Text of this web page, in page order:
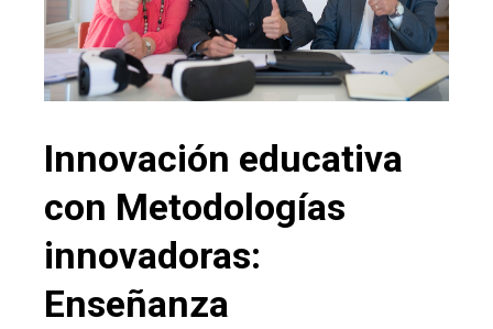
Innovación educativa
con Metodologías
innovadoras:
Enseñanza